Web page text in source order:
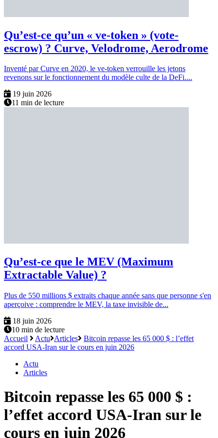
Qu’est-ce qu’un « ve-token » (vote-
escrow) ? Curve, Velodrome, Aerodrome
Inventé par Curve en 2020, le ve-token verrouille les jetons
revenons sur le fonctionnement du modèle culte de la DeFi....
19 juin 2026
11 min de lecture
Qu’est-ce que le MEV (Maximum
Extractable Value) ?
Plus de 550 millions $ extraits chaque année sans que personne s'en
aperçoive : comprendre le MEV, la taxe invisible de...
18 juin 2026
10 min de lecture
Accueil
Actu Articles
Bitcoin repasse les 65 000 $ : l’effet
accord USA-Iran sur le cours en juin 2026
Actu
Articles
Bitcoin repasse les 65 000 $ :
l’effet accord USA-Iran sur le
cours en juin 2026